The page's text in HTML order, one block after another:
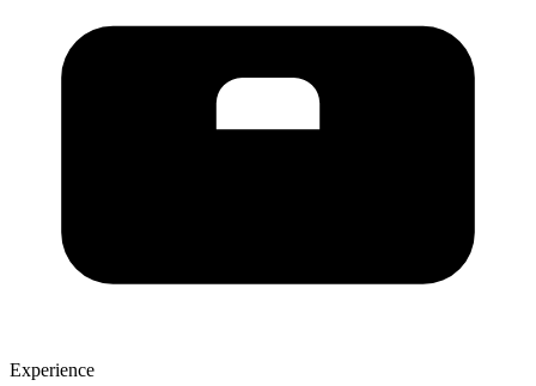
Experience